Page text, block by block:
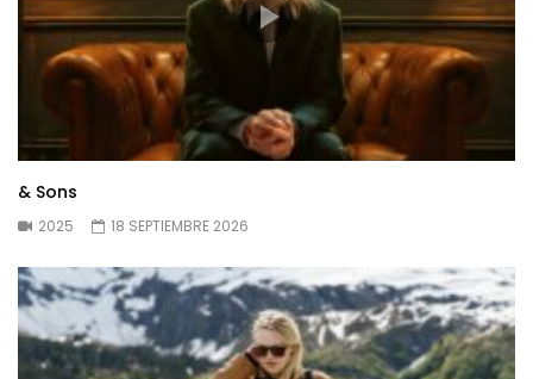
& Sons
2025 18 SEPTIEMBRE 2026